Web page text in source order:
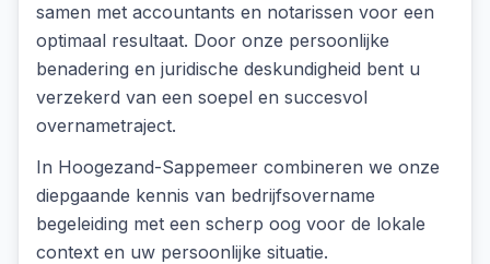
samen met accountants en notarissen voor een
optimaal resultaat. Door onze persoonlijke
benadering en juridische deskundigheid bent u
verzekerd van een soepel en succesvol
overnametraject.
In Hoogezand-Sappemeer combineren we onze
diepgaande kennis van bedrijfsovername
begeleiding met een scherp oog voor de lokale
context en uw persoonlijke situatie.